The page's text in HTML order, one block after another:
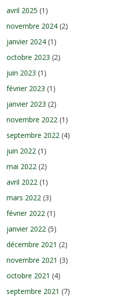
avril 2025 (1)
novembre 2024 (2)
janvier 2024 (1)
octobre 2023 (2)
juin 2023 (1)
février 2023 (1)
janvier 2023 (2)
novembre 2022 (1)
septembre 2022 (4)
juin 2022 (1)
mai 2022 (2)
avril 2022 (1)
mars 2022 (3)
février 2022 (1)
janvier 2022 (5)
décembre 2021 (2)
novembre 2021 (3)
octobre 2021 (4)
septembre 2021 (7)